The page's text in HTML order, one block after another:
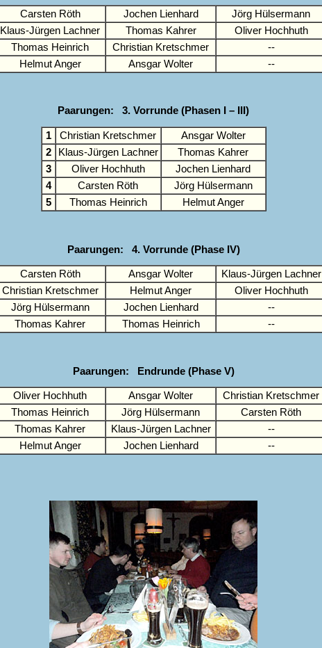
Carsten Röth Jochen Lienhard
Jörg Hülsermann
Klaus-Jürgen Lachner Thomas Kahrer
Oliver Hochhuth
Thomas Heinrich Christian Kretschmer
--
Helmut Anger Ansgar Wolter --
Paarungen: 3. Vorrunde (Phasen I – III)
1 Christian Kretschmer
Ansgar Wolter
2
Klaus-Jürgen Lachner
Thomas Kahrer
3
Oliver Hochhuth
Jochen Lienhard
4
Carsten Röth
Jörg Hülsermann
5
Thomas Heinrich Helmut Anger
Paarungen: 4. Vorrunde (Phase IV)
Carsten Röth Ansgar Wolter
Klaus-Jürgen Lachner
Christian Kretschmer Helmut Anger
Oliver Hochhuth
Jörg Hülsermann Jochen Lienhard
--
Thomas Kahrer Thomas Heinrich --
Paarungen: Endrunde (Phase V)
Oliver Hochhuth Ansgar Wolter
Christian Kretschmer
Thomas Heinrich Jörg Hülsermann
Carsten Röth
Thomas Kahrer Klaus-Jürgen Lachner
--
Helmut Anger Jochen Lienhard --